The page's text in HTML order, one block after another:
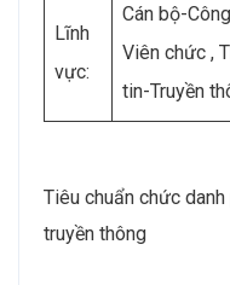
Lĩnh
vực:
Cán bộ-
Viên chức ,
tin-Truyền
Tiêu chuẩn chức
truyền thông